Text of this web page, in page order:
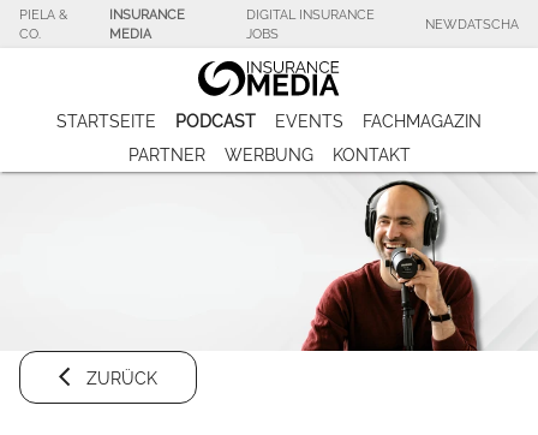
PIELA &
CO.
INSURANCE
MEDIA
DIGITAL INSURANCE
JOBS
NEWDATSCHA
STARTSEITE PODCAST EVENTS
FACHMAGAZIN
PARTNER
WERBUNG KONTAKT
ZURÜCK